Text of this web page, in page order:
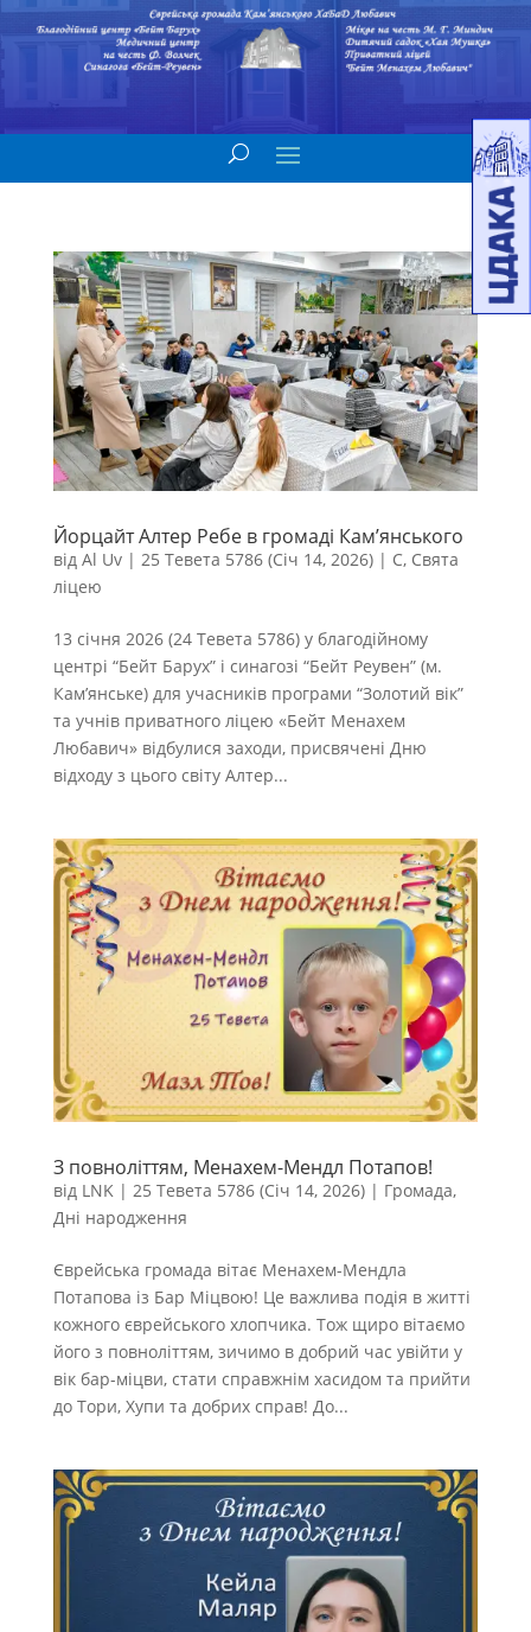
Йорцайт Алтер Ребе в громаді Кам’янського
від Al Uv| 25 Тевета 5786 (Січ 14, 2026)| С, Свята
ліцею
13 січня 2026 (24 Тевета 5786) у благодійному
центрі “Бейт Барух” і синагозі “Бейт Реувен” (м.
Кам’янське) для учасників програми “Золотий вік”
та учнів приватного ліцею «Бейт Менахем
Любавич» відбулися заходи, присвячені Дню
відходу з цього світу Алтер...
З повноліттям, Менахем-Мендл Потапов!
від LNK| 25 Тевета 5786 (Січ 14, 2026)| Громада,
Дні народження
Єврейська громада вітає Менахем-Мендла
Потапова із Бар Міцвою! Це важлива подія в житті
кожного єврейського хлопчика. Тож щиро вітаємо
його з повноліттям, зичимо в добрий час увійти у
вік бар-міцви, стати справжнім хасидом та прийти
до Тори, Хупи та добрих справ! До...